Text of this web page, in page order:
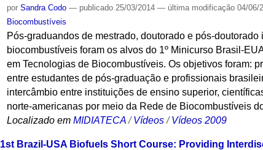
porSandra Codo — publicado 25/03/2014— última modificação 04/06/
Biocombustíveis
Pós-graduandos de mestrado, doutorado e pós-
biocombustíveis foram os alvos do 1º Minicurso Brasil-
em Tecnologias de Biocombustíveis. Os objetivos foram:
entre estudantes de pós-graduação e profissionais
intercâmbio entre instituições de ensino superior,
norte-americanas por meio da Rede de Biocombustíveis
Localizado em MIDIATECA /Vídeos /Vídeos 2009
1st Brazil-USA Biofuels Short Course: Providing